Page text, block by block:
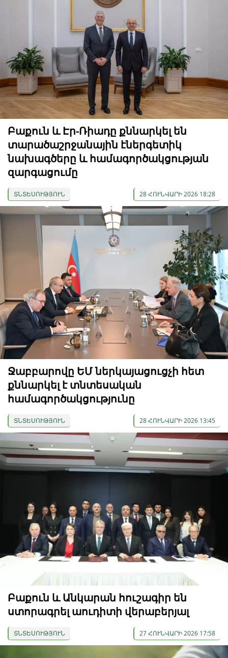
Բաքուն և Էր-Ռիադը քննարկել են
տարածաշրջանային էներգետիկ
նախագծերը և համագործակցության
զարգացումը
ՏՆՏԵՍՈՒԹՅՈՒՆ 28 ՀՈՒՆՎԱՐԻ 2026 18:28
Ջաբբարովը ԵՄ ներկայացուցչի հետ
քննարկել է տնտեսական
համագործակցությունը
ՏՆՏԵՍՈՒԹՅՈՒՆ 28 ՀՈՒՆՎԱՐԻ 2026 13:45
Բաքուն և Անկարան հուշագիր են
ստորագրել աուդիտի վերաբերյալ
ՏՆՏԵՍՈՒԹՅՈՒՆ 27 ՀՈՒՆՎԱՐԻ 2026 17:58